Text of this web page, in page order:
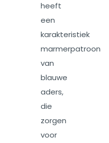
heeft
een
karakteristiek
marmerpatroon
van
blauwe
aders,
die
zorgen
voor